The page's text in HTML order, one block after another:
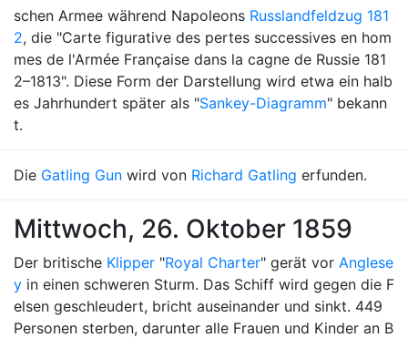
schen Armee während Napoleons Russlandfeldzug 181
2, die "Carte figurative des pertes successives en hom
mes de l'Armée Française dans la cagne de Russie 181
2–1813". Diese Form der Darstellung wird etwa ein halb
es Jahrhundert später als "Sankey-Diagramm" bekann
t.
Die Gatling Gun wird von Richard Gatling erfunden.
Mittwoch, 26. Oktober 1859
Der britische Klipper "Royal Charter" gerät vor Anglese
y in einen schweren Sturm. Das Schiff wird gegen die F
elsen geschleudert, bricht auseinander und sinkt. 449
Personen sterben, darunter alle Frauen und Kinder an B